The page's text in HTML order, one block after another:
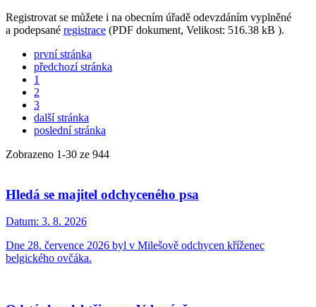
Registrovat se můžete i na obecním úřadě odevzdáním vyplněné
a podepsané registrace (PDF dokument, Velikost: 516.38 kB ).
první stránka
předchozí stránka
1
2
3
další stránka
poslední stránka
Zobrazeno 1-30 ze 944
Hledá se majitel odchyceného psa
Datum: 3. 8. 2026
Dne 28. července 2026 byl v Milešově odchycen kříženec
belgického ovčáka.